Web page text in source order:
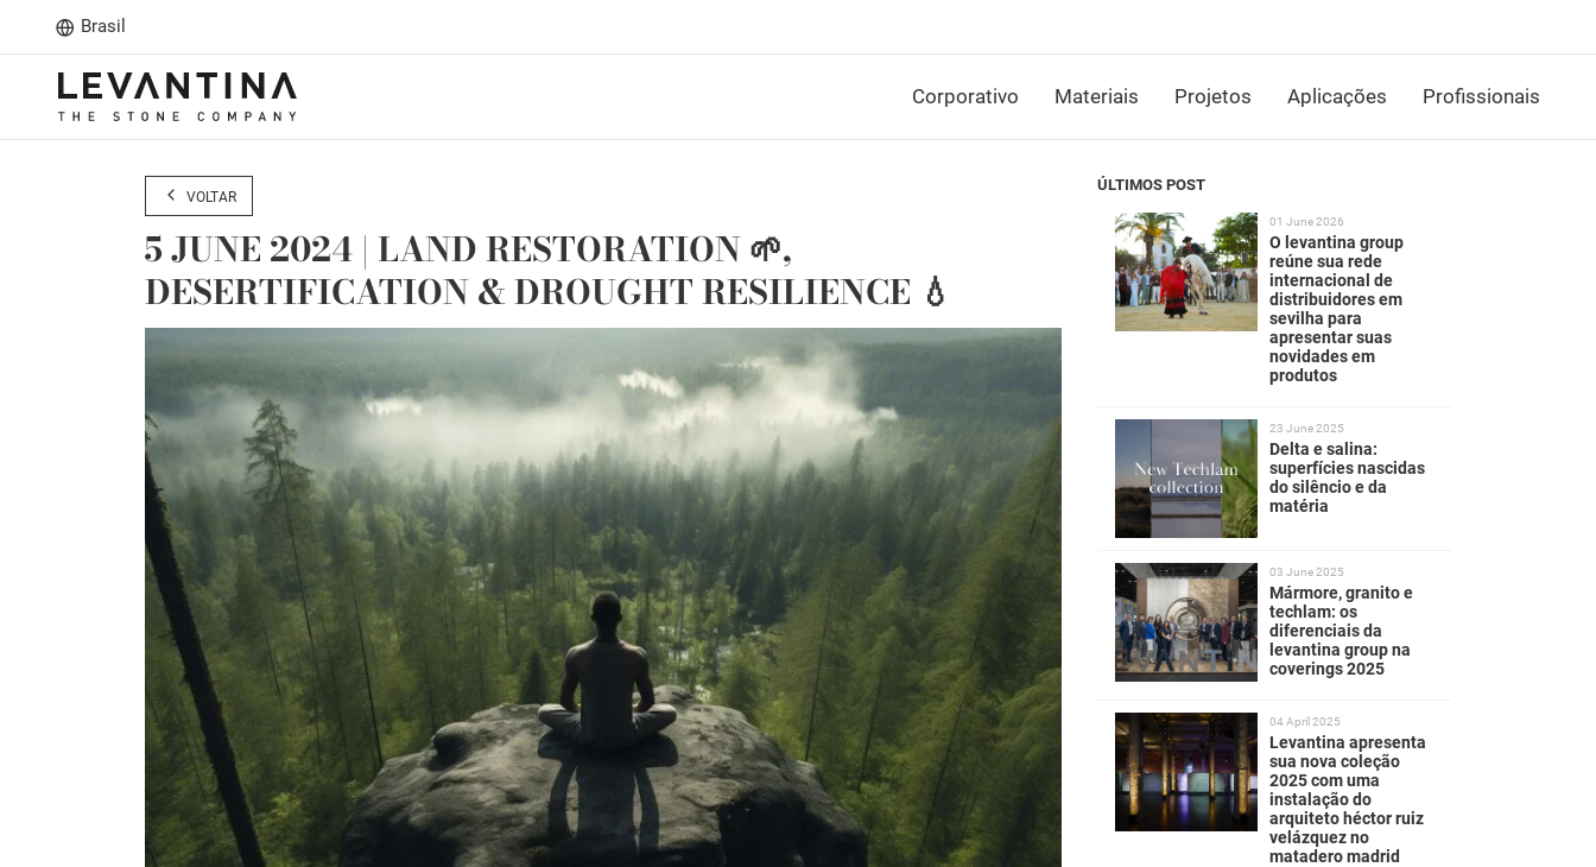
Brasil
Corporativo Materiais Projetos Aplicações Profissionais
VOLTAR
5 JUNE 2024 | LAND RESTORATION 🌱,
DESERTIFICATION & DROUGHT RESILIENCE 💧
ÚLTIMOS POST
01 June 2026
O levantina group
reúne sua rede
internacional de
distribuidores em
sevilha para
apresentar suas
novidades em
produtos
23 June 2025
Delta e salina:
superfícies nascidas
do silêncio e da
matéria
03 June 2025
Mármore, granito e
techlam: os
diferenciais da
levantina group na
coverings 2025
04 April 2025
Levantina apresenta
sua nova coleção
2025 com uma
instalação do
arquiteto héctor ruiz
velázquez no
matadero madrid